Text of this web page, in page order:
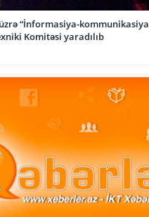
“İnformasiya-kommunikasiya
Komitəsi yaradılıb